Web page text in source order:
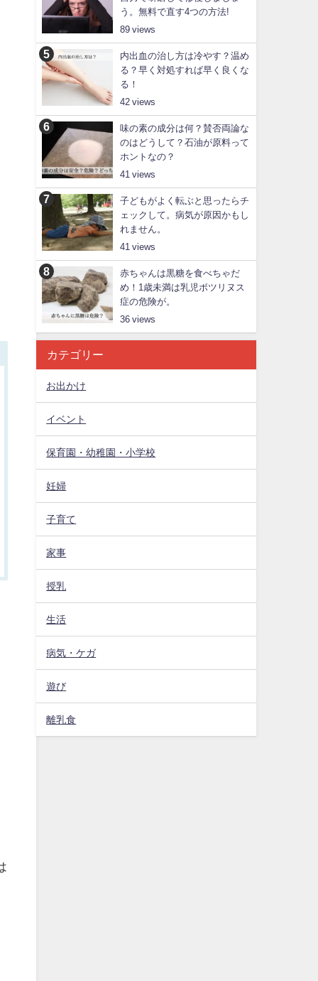
う。無料で直す4つの方法!
89
内出血の治し方は冷やす？温め
る？早く対処すれば早く良くな
る！
42
味の素の成分は何？賛否両論な
のはどうして？石油が原料って
ホントなの？
41
子どもがよく転ぶと思ったらチ
ェックして。病気が原因かもし
れません。
41
赤ちゃんは黒糖を食べちゃだ
め！1歳未満は乳児ボツリヌス
症の危険が。
36
カテゴリー
お出かけ
イベント
保育園・幼稚園・小学校
妊婦
子育て
家事
授乳
生活
病気・ケガ
遊び
離乳食